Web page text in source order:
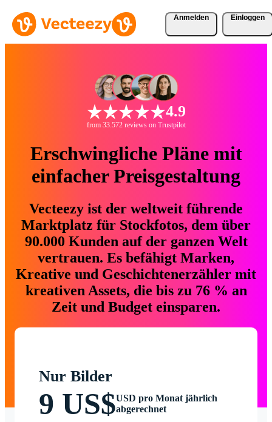
Anmelden Einloggen
4.9
from 33.572 reviews on Trustpilot
Erschwingliche Pläne mit
einfacher Preisgestaltung
Vecteezy ist der weltweit führende
Marktplatz für Stockfotos, dem über
90.000 Kunden auf der ganzen Welt
vertrauen. Es befähigt Marken,
Kreative und Geschichtenerzähler mit
kreativen Assets, die bis zu 76 % an
Zeit und Budget einsparen.
Nur Bilder
9 US$USD pro Monat jährlich
abgerechnet